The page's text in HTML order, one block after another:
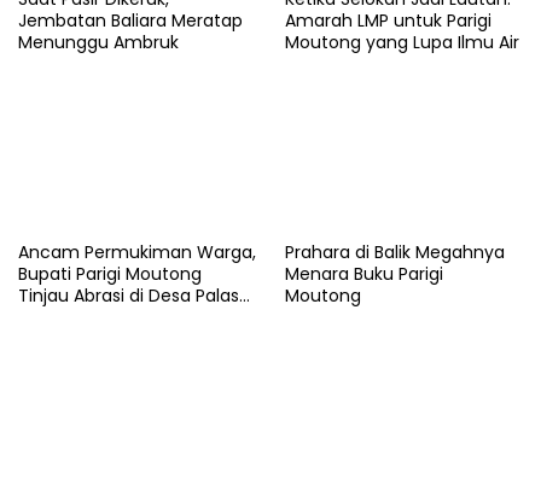
Jembatan Baliara Meratap
Menunggu Ambruk
Amarah LMP untuk Parigi
Moutong yang Lupa Ilmu Air
Ancam Permukiman Warga,
Bupati Parigi Moutong
Tinjau Abrasi di Desa Palasa
Prahara di Balik Megahnya
Menara Buku Parigi
Moutong